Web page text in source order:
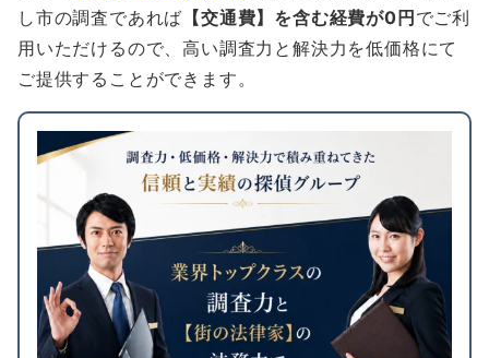
し市の調査であれば 【交通費】を含む経費が0円 でご利
用いただけるので、高い調査力と解決力を低価格にて
ご提供することができます。